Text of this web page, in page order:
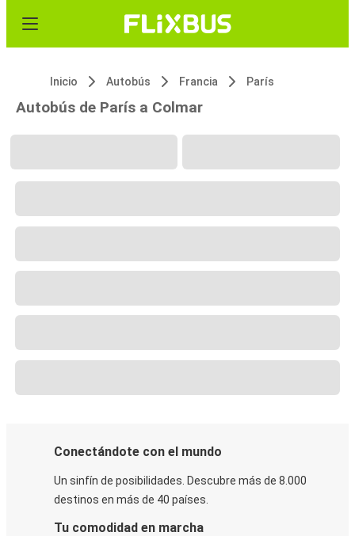
Inicio Autobús Francia París
Autobús de París a Colmar
Conectándote con el mundo
Un sinfín de posibilidades. Descubre más de 8.000
destinos en más de 40 países.
Tu comodidad en marcha